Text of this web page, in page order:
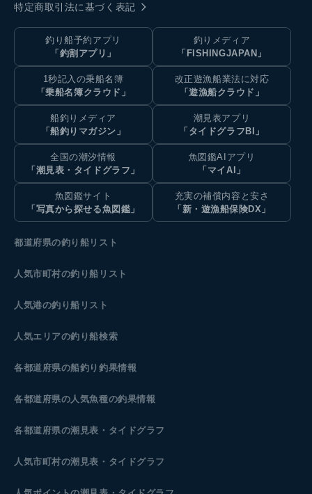
特定商取引法に基づく表記
釣り船予約アプリ
「釣割アプリ」
釣りメディア
「FISHINGJAPAN」
1秒記入の乗船名簿
「乗船名簿クラウド」
改正遊漁船業法に対応
「遊漁船クラウド」
船釣りメディア
「船釣りマガジン」
潮見表アプリ
「タイドグラフBI」
全国の潮汐情報
「潮見表・タイドグラフ」
魚図鑑AIアプリ
「マイAI」
魚図鑑サイト
「写真から探せる魚図鑑」
充実の補償内容と安さ
「新・遊漁船保険DX」
都道府県の釣り船リスト
人気市町村の釣り船リスト
人気港の釣り船リスト
人気エリアの釣り船検索
各都道府県の船釣り釣果情報
各都道府県の人気魚種の釣果情報
各都道府県の潮見表 ・タイドグラフ
人気市町村の潮見表・タイドグラフ